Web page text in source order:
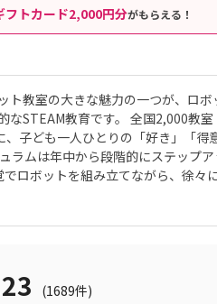
トカード2,000円分がもらえる！
ト教室の大きな魅力の一つが、ロボ
なSTEAM教育です。 全国2,000教
子ども一人ひとりの「好き」「得
ラムは年中から段階的にステップ
ロボットを組み立てながら、徐々
る教材は、ロボットクリエイター・
す。70種類以上のロボットが作れ
す。 月2回の90分授業では、ロボッ
は、創造力や論理的思考力を育むだ
(1689件)